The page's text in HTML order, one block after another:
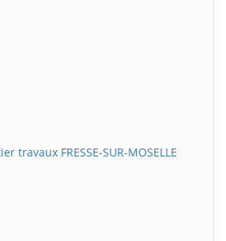
travaux FRESSE-SUR-MOSELLE